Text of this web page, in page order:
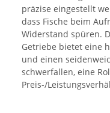
präzise eingestellt
dass Fische beim
Widerstand spüren.
Getriebe bietet eine
und einen
schwerfallen, eine
Preis-/